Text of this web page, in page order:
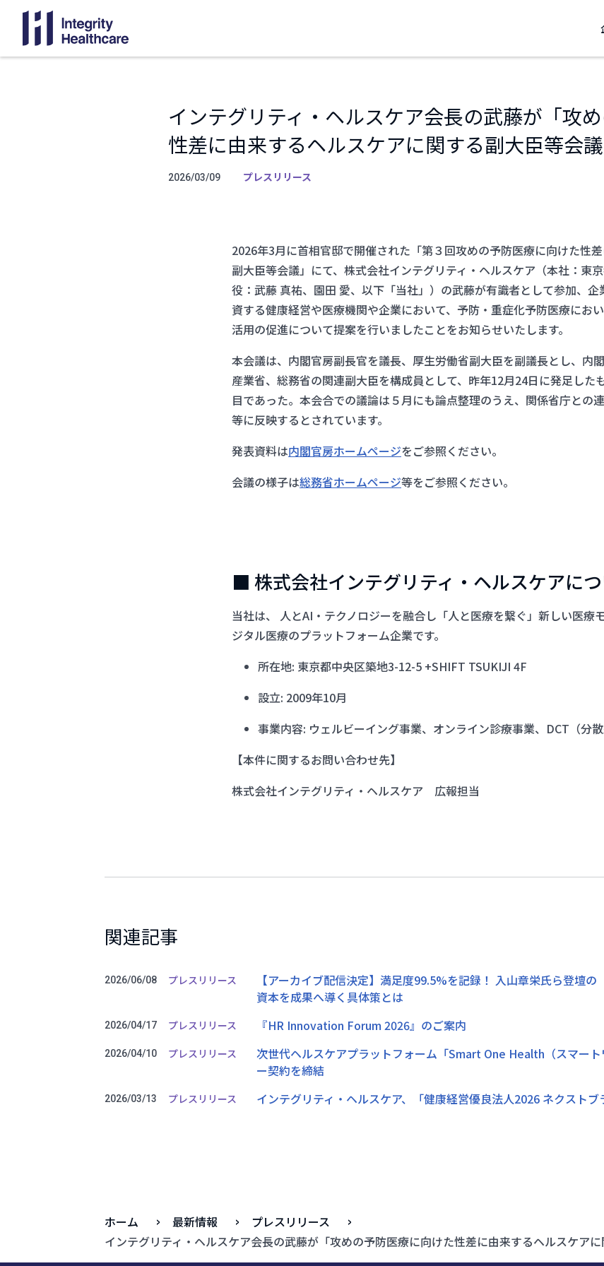
インテグリティ・ヘルスケア会長の武藤が「攻
性差に由来するヘルスケアに関する副大臣等会
2026/03/09 プレスリリース
2026年3月に首相官邸で開催された「第３回攻めの予防医療に向けた性
副大臣等会議」にて、株式会社インテグリティ・ヘルスケア（本社：東
役：武藤 真祐、園田 愛、以下「当社」）の武藤が有識者として参加、
資する健康経営や医療機関や企業において、予防・重症化予防医療にお
活用の促進について提案を行いましたことをお知らせいたします。
本会議は、内閣官房副長官を議長、厚生労働省副大臣を副議長とし、内
産業省、総務省の関連副大臣を構成員として、昨年12月24日に発足した
目であった。本会合での議論は５月にも論点整理のうえ、関係省庁との
等に反映するとされています。
発表資料は内閣官房ホームページをご参照ください。
会議の様子は総務省ホームページ等をご参照ください。
■ 株式会社インテグリティ・ヘルスケアに
当社は、 人とAI・テクノロジーを融合し「人と医療を繋ぐ」新しい医療
ジタル医療のプラットフォーム企業です。
所在地: 東京都中央区築地3-12-5 +SHIFT TSUKIJI 4F
設立: 2009年10月
事業内容: ウェルビーイング事業、オンライン診療事業、DCT（分
【本件に関するお問い合わせ先】
株式会社インテグリティ・ヘルスケア 広報担当
関連記事
2026/06/08 プレスリリース
【アーカイブ配信決定】満足度99.5%を記録！ 入山章栄氏ら登壇
資本を成果へ導く具体策とは
2026/04/17 プレスリリース 『HR Innovation Forum 2026』のご案内
2026/04/10 プレスリリース
次世代ヘルスケアプラットフォーム「Smart One Health（スマー
ー契約を締結
2026/03/13 プレスリリース インテグリティ・ヘルスケア、「健康経営優良法人2026 ネクスト
ホーム 最新情報
プレスリリース
インテグリティ・ヘルスケア会長の武藤が「攻めの予防医療に向けた性差に由来するヘルスケア